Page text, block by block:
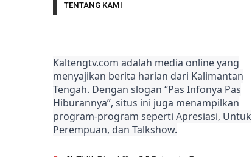
TENTANG KAMI
Kaltengtv.com adalah media online yang
menyajikan berita harian dari Kalimantan
Tengah. Dengan slogan “Pas Infonya Pas
Hiburannya”, situs ini juga menampilkan
program-program seperti Apresiasi, Untuk
Perempuan, dan Talkshow.